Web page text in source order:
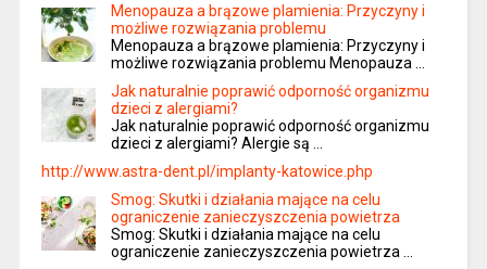
Menopauza a brązowe plamienia: Przyczyny i
możliwe rozwiązania problemu
Menopauza a brązowe plamienia: Przyczyny i
możliwe rozwiązania problemu Menopauza …
Jak naturalnie poprawić odporność organizmu
dzieci z alergiami?
Jak naturalnie poprawić odporność organizmu
dzieci z alergiami? Alergie są …
http://www.astra-dent.pl/implanty-katowice.php
Smog: Skutki i działania mające na celu
ograniczenie zanieczyszczenia powietrza
Smog: Skutki i działania mające na celu
ograniczenie zanieczyszczenia powietrza …